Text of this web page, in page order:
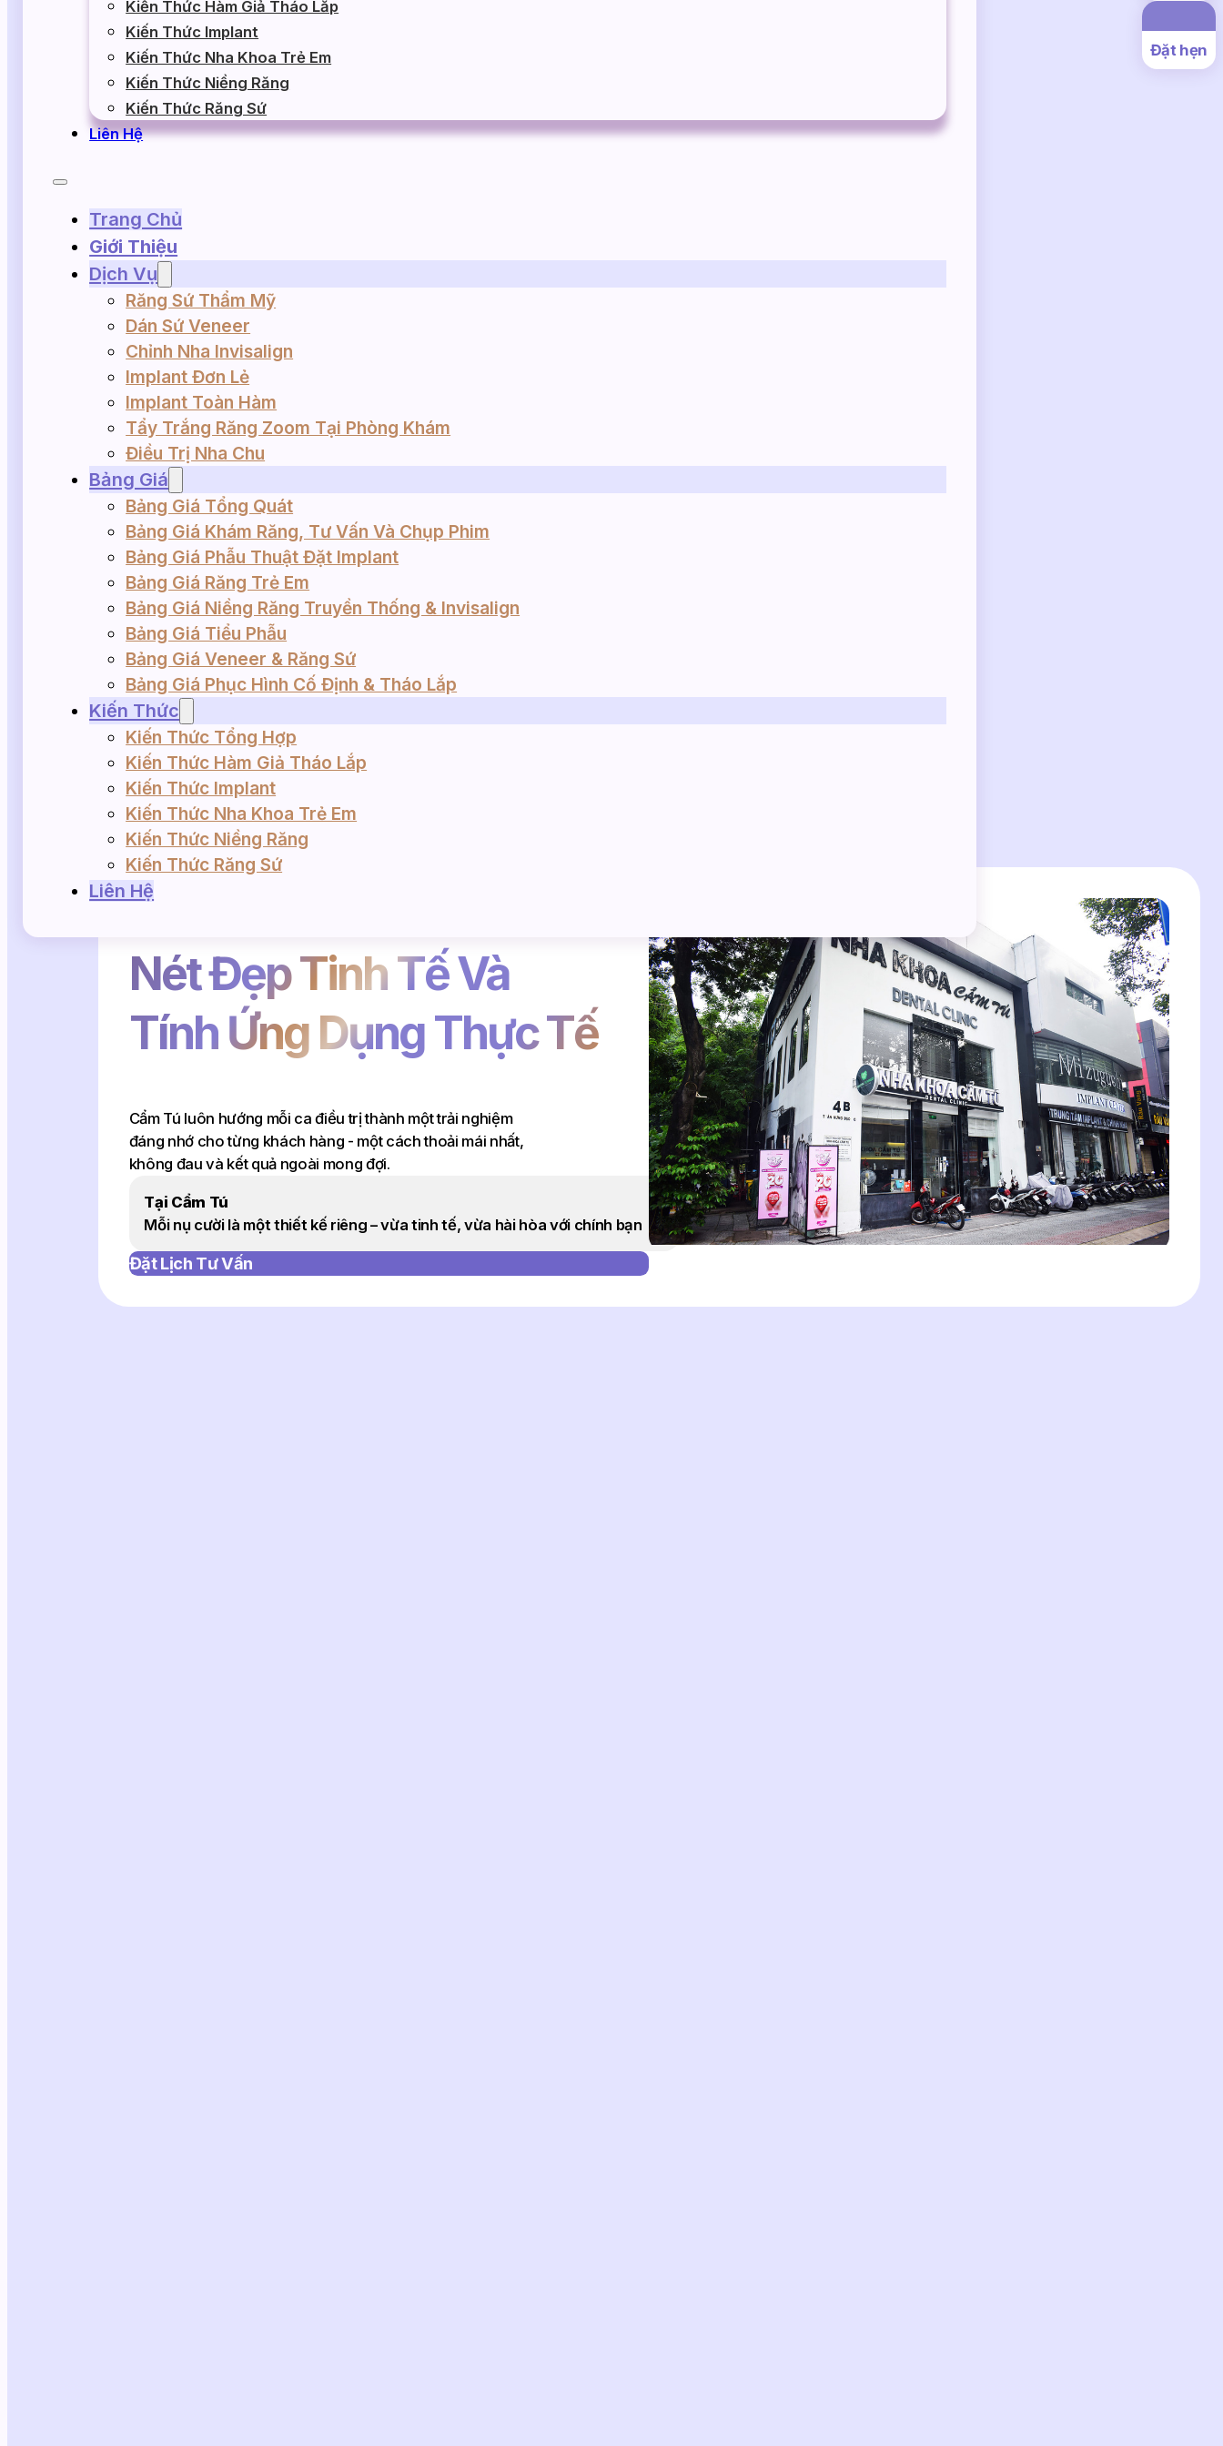
Kiến Thức Hàm Giả Tháo Lắp
Kiến Thức Implant
Kiến Thức Nha Khoa Trẻ Em
Kiến Thức Niềng Răng
Kiến Thức Răng Sứ
Liên Hệ
Trang Chủ
Giới Thiệu
Dịch Vụ
Răng Sứ Thẩm Mỹ
Dán Sứ Veneer
Chỉnh Nha Invisalign
Implant Đơn Lẻ
Implant Toàn Hàm
Tẩy Trắng Răng Zoom Tại Phòng Khám
Điều Trị Nha Chu
Bảng Giá
Bảng Giá Tổng Quát
Bảng Giá Khám Răng, Tư Vấn Và Chụp Phim
Bảng Giá Phẫu Thuật Đặt Implant
Bảng Giá Răng Trẻ Em
Bảng Giá Niềng Răng Truyền Thống & Invisalign
Bảng Giá Tiểu Phẫu
Bảng Giá Veneer & Răng Sứ
Bảng Giá Phục Hình Cố Định & Tháo Lắp
Kiến Thức
Kiến Thức Tổng Hợp
Kiến Thức Hàm Giả Tháo Lắp
Kiến Thức Implant
Kiến Thức Nha Khoa Trẻ Em
Kiến Thức Niềng Răng
Kiến Thức Răng Sứ
Liên Hệ
Đặt hẹn
Nét Đẹp Tinh Tế Và
Tính Ứng Dụng Thực Tế
Cẩm Tú luôn hướng mỗi ca điều trị thành một trải nghiệm
đáng nhớ cho từng khách hàng - một cách thoải mái nhất,
không đau và kết quả ngoài mong đợi.
Tại Cẩm Tú
Mỗi nụ cười là một thiết kế riêng – vừa tinh tế, vừa hài hòa với chính bạn
Đặt Lịch Tư Vấn